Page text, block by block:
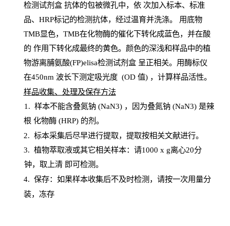
检测试剂盒抗体的包被微孔中，依 次加入标本、标准
品、 HRP标记的检测抗体，经过温育并洗涤。
用底物
TMB显色， TMB在化物酶的催化下转化成蓝色，并在酸
的 作用下转化成最终的黄色。颜色的深浅和样品中的植
物游离脯氨酸(FP)elisa检测试剂盒呈正相关。用酶标仪
在450nm 波长下测定吸光度 (OD 值) ，计算样品活性。
样品收集、处理及保存方法
1 . 样本不能含叠氮钠(NaN3) ，因为叠氮钠 (NaN3) 是辣
根 化物酶(HRP) 的剂。
2. 标本采集后尽早进行提取，提取按相关文献进行。
3. 植物萃取液或其它相关样本：请1000 x g离心20分
钟，取上清 即可检测。
4. 保存：如果样本收集后不及时检测，请按一次用量分
装，冻存